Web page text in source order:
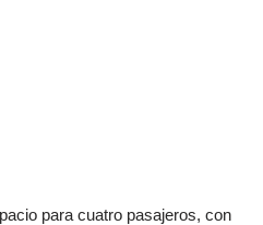
para cuatro pasajeros, con